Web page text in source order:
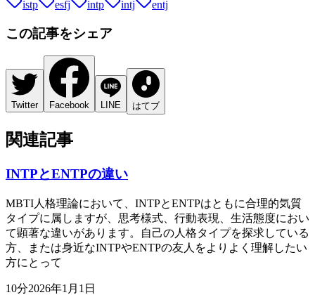
istp esfj intp intj entj
この記事をシェア
Twitter Facebook LINE はてブ
関連記事
INTPとENTPの違い
MBTI人格理論において、INTPとENTPはともに合理的気質
タイプに属しますが、思考様式、行動表現、生活態度におい
て顕著な違いがあります。自己の人格タイプを探求している
方、または身近なINTPやENTPの友人をよりよく理解したい
方にとって
10分2026年1月1日